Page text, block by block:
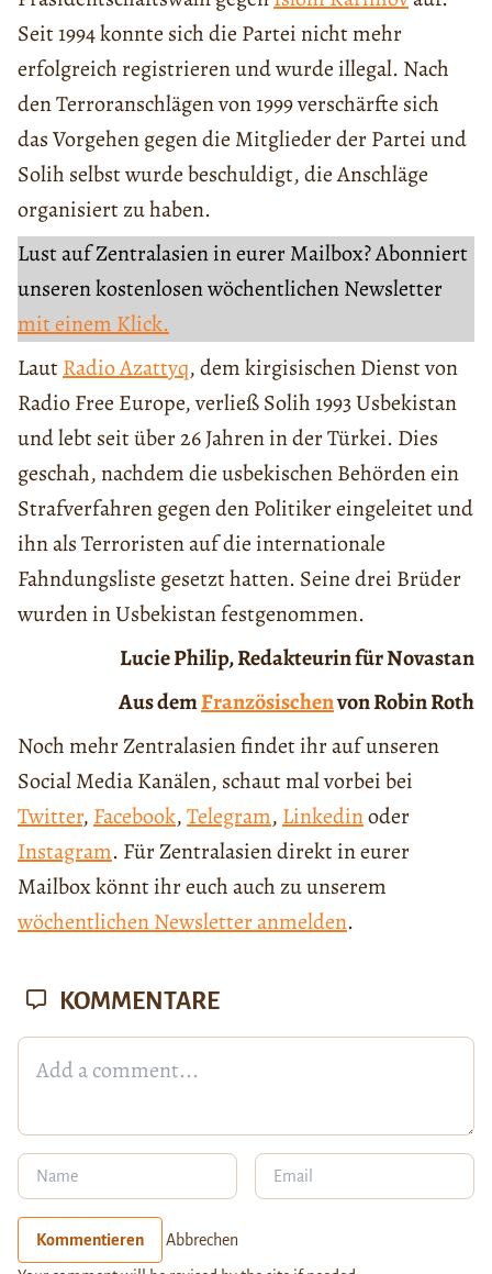
Seit 1994 konnte sich die Partei nicht mehr
erfolgreich registrieren und wurde illegal. Nach
den Terroranschlägen von 1999 verschärfte sich
das Vorgehen gegen die Mitglieder der Partei und
Solih selbst wurde beschuldigt, die Anschläge
organisiert zu haben.
Lust auf Zentralasien in eurer Mailbox? Abonniert
unseren kostenlosen wöchentlichen Newsletter
mit einem Klick.
LautRadio Azattyq, dem kirgisischen Dienst von
Radio Free Europe, verließ Solih 1993 Usbekistan
und lebt seit über 26 Jahren in der Türkei. Dies
geschah, nachdem die usbekischen Behörden ein
Strafverfahren gegen den Politiker eingeleitet und
ihn als Terroristen auf die internationale
Fahndungsliste gesetzt hatten. Seine drei Brüder
wurden in Usbekistan festgenommen.
Lucie Philip, Redakteurin für Novastan
Aus demFranzösischenvon Robin Roth
Noch mehr Zentralasien findet ihr auf unseren
Social Media Kanälen, schaut mal vorbei bei
Twitter, Facebook,Telegram, Linkedinoder
Instagram. Für Zentralasien direkt in eurer
Mailbox könnt ihr euch auch zu unserem
wöchentlichen Newsletter anmelden.
KOMMENTARE
Kommentieren Abbrechen